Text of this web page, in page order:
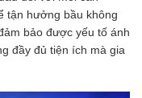
tận hưởng bầu không
bảo được yếu tố ánh
đầy đủ tiện ích mà gia